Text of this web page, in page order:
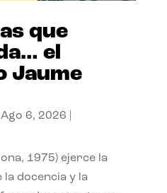
que
el
Jaume
Ago 6, 2026
1975) ejerce la
docencia y la